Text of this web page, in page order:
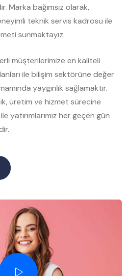
Marka bağımsız olarak,
teknik servis kadrosu ile
sunmaktayız.
müşterilerimize en kaliteli
ile bilişim sektörüne değer
yaygınlık sağlamaktır.
üretim ve hizmet sürecine
yatırımlarımız her geçen gün